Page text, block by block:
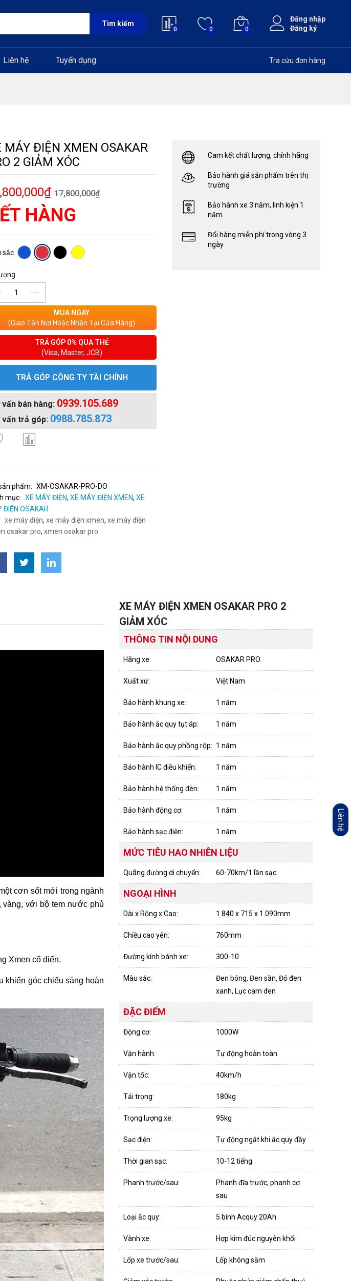
Tìm kiếm
0 0 0
Đăng nhập
Đăng ký
Liên hệ Tuyển dụng Tra cứu đơn hàng
MÁY ĐIỆN XMEN OSAKAR
2 GIẢM XÓC
17,800,000₫
HÀNG
sắc
MUA NGAY
(Giao Tận Nơi Hoặc Nhận Tại Cửa Hàng)
TRẢ GÓP 0% QUA THẺ
(Visa, Master, JCB)
TRẢ GÓP CÔNG TY TÀI CHÍNH
bán hàng: 0939.105.689
vấn trả góp: 0988.785.873
phẩm: XM-OSAKAR-PRO-DO
mục: XE MÁY ĐIỆN,XE MÁY ĐIỆN XMEN,XE
ĐIỆN OSAKAR
xe máy điện,xe máy điện xmen,xe máy điện
osakar pro,xmen osakar pro
Cam kết chất lượng, chính hãng
Bảo hành giá sản phẩm trên thị
trường
Bảo hành xe 3 năm, linh kiện 1
năm
Đổi hàng miễn phí trong vòng 3
ngày
cơn sốt mới trong ngành
vàng, với bộ tem nước phủ
Xmen cổ điển.
khiển góc chiếu sáng hoàn
XE MÁY ĐIỆN XMEN OSAKAR PRO 2
GIẢM XÓC
THÔNG TIN NỘI DUNG
Hãng xe: OSAKAR PRO
Xuất xứ: Việt Nam
Bảo hành khung xe: 1 năm
Bảo hành ắc quy tụt áp: 1 năm
Bảo hành ắc quy phồng rộp: 1 năm
Bảo hành IC điều khiển: 1 năm
Bảo hành hệ thống đèn: 1 năm
Bảo hành động cơ: 1 năm
Bảo hành sạc điện: 1 năm
MỨC TIÊU HAO NHIÊN LIỆU
Quãng đường di chuyển: 60-70km/1 lần sạc
NGOẠI HÌNH
Dài x Rộng x Cao: 1.840 x 715 x 1.090mm
Chiều cao yên: 760mm
Đường kính bánh xe: 300-10
Màu sắc:
Đen bóng, Đen sần, Đỏ đen
xanh, Lục cam đen
ĐẶC ĐIỂM
Động cơ: 1000W
Vận hành: Tự động hoàn toàn
Vận tốc: 40km/h
Tải trọng: 180kg
Trọng lượng xe: 95kg
Sạc điện: Tự động ngắt khi ắc quy đầy
Thời gian sạc: 10-12 tiếng
Phanh trước/sau:
Phanh đĩa trước, phanh cơ
sau
Loại ắc quy: 5 bình Acquy 20Ah
Vành xe: Hợp kim đúc nguyên khối
Lốp xe trước/sau: Lốp không săm
Liên hệ